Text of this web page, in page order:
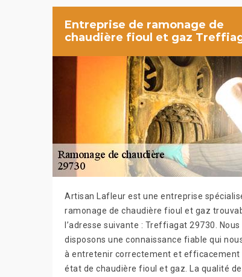
Entreprise de ramonage de
chaudière fioul et gaz
Artisan Lafleur est une entreprise
ramonage de chaudière fioul et gaz
l’adresse suivante : Treffiagat 29730. Nous
disposons une connaissance fiable qui
à entretenir correctement et efficacement
état de chaudière fioul et gaz. La qualité